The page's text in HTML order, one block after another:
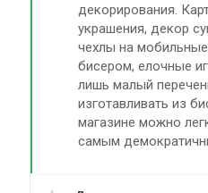
декорирования.
украшения, декор
чехлы на
бисером, елочные
лишь малый
изготавливать из
магазине можно
самым